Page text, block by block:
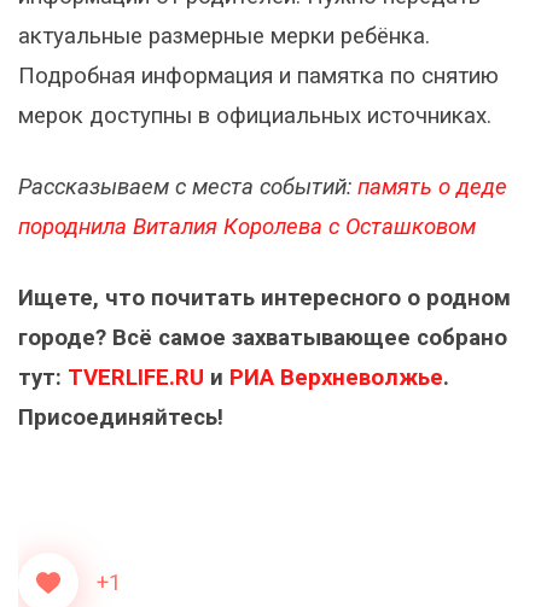
актуальные размерные мерки ребёнка.
Подробная информация и памятка по снятию
мерок доступны в официальных источниках.
Рассказываем с места событий: память о деде
породнила Виталия Королева с Осташковом
Ищете, что почитать интересного о родном
городе? Всё самое захватывающее собрано
тут: TVERLIFE.RU и РИА Верхневолжье.
Присоединяйтесь!
+1